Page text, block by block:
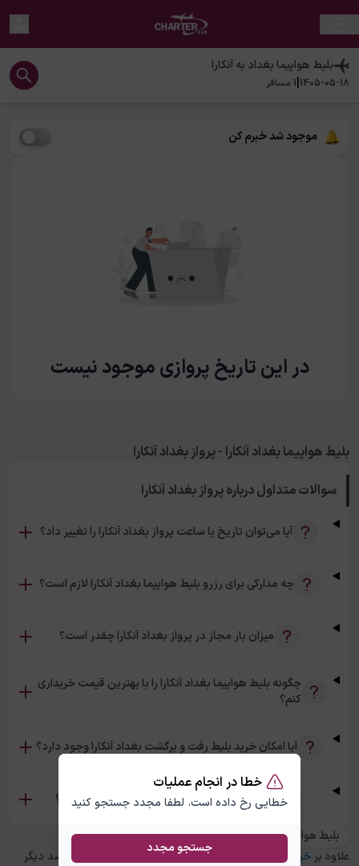
خطا در انجام عملیات
خطایی رخ داده است. لطفا مجدد جستجو کنید
جستجو مجدد
بلیط هواپیمابغداد بهآنکارا
1405-05-18
|
1 مسافر
موجود شد خبرم کن
در این تاریخ پروازی موجود نیست
بلیط هواپیما بغداد آنکارا - پرواز بغداد آنکارا
سوالات متداول دربارهپرواز بغداد آنکارا
آیا می‌توان تاریخ یا ساعت پرواز بغداد آنکارا را تغییر داد؟
چه مدارکی برای رزرو بلیط هواپیما بغداد آنکارا لازم است؟
میزان بار مجاز در پرواز بغداد آنکارا چقدر است؟
چگونه بلیط هواپیما بغداد آنکارا را با بهترین قیمت خریداری
کنم؟
آیا امکان خرید بلیط رفت و برگشت بغداد آنکارا وجود دارد؟
تفاوت بلیط چارتر و سیستمی بغداد آنکارا چیست؟
بلیط هواپیما آنکارا به بغداد
علاوه بر خرید بلیط هواپیما بغداد بهآنکارا
، در چارتر 118 برای مقاصد دیگر